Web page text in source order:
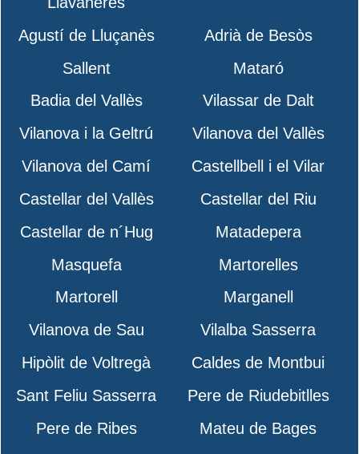
Agustí de Lluçanès
Adrià de Besòs
Sallent
Mataró
Badia del Vallès
Vilassar de Dalt
Vilanova i la Geltrú
Vilanova del Vallès
Vilanova del Camí
Castellbell i el Vilar
Castellar del Vallès
Castellar del Riu
Castellar de n´Hug
Matadepera
Masquefa
Martorelles
Martorell
Marganell
Vilanova de Sau
Vilalba Sasserra
Hipòlit de Voltregà
Caldes de Montbui
Sant Feliu Sasserra
Pere de Riudebitlles
Pere de Ribes
Mateu de Bages